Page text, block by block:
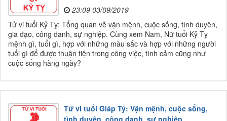
23:09 03/09/2019
Tử vi tuổi Kỷ Tỵ: Tổng quan về vận mệnh, cuộc sống, tình duyên,
gia đạo, công danh, sự nghiệp. Cùng xem Nam, Nữ tuổi Kỷ Tỵ
mệnh gì, tuổi gì, hợp với những màu sắc và hợp với những người
tuổi gì để được thuận tiện trong công việc, tình cảm cũng như
cuộc sống hàng ngày?
Tử vi tuổi Giáp Tý: Vận mệnh, cuộc sống,
tình duyên, công danh, sự nghiệp